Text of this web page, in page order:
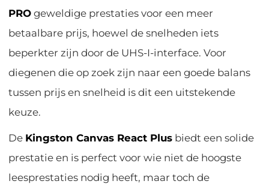
PRO geweldige prestaties voor een meer
betaalbare prijs, hoewel de snelheden iets
beperkter zijn door de UHS-I-interface. Voor
diegenen die op zoek zijn naar een goede balans
tussen prijs en snelheid is dit een uitstekende
keuze.
De Kingston Canvas React Plus biedt een solide
prestatie en is perfect voor wie niet de hoogste
leesprestaties nodig heeft, maar toch de